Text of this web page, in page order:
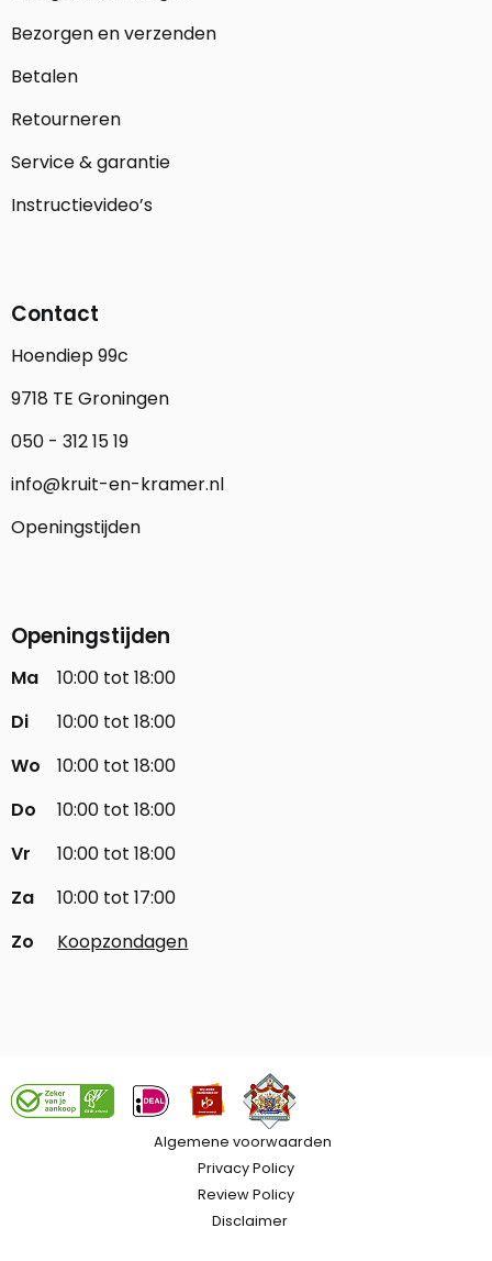
Bezorgen en verzenden
Betalen
Retourneren
Service & garantie
Instructievideo’s
Contact
Hoendiep 99c
9718 TE Groningen
050 - 312 15 19
info@kruit-en-kramer.nl
Openingstijden
Openingstijden
Ma
10:00 tot 18:00
Di
10:00 tot 18:00
Wo
10:00 tot 18:00
Do
10:00 tot 18:00
Vr
10:00 tot 18:00
Za
10:00 tot 17:00
Zo
Koopzondagen
Algemene voorwaarden
Privacy Policy
Review Policy
Disclaimer